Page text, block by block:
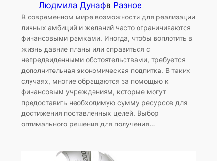
Людмила Дунафв Разное
В современном мире возможности для реализации
личных амбиций и желаний часто ограничиваются
финансовыми рамками. Иногда, чтобы воплотить в
жизнь давние планы или справиться с
непредвиденными обстоятельствами, требуется
дополнительная экономическая подпитка. В таких
случаях, многие обращаются за помощью к
финансовым учреждениям, которые могут
предоставить необходимую сумму ресурсов для
достижения поставленных целей. Выбор
оптимального решения для получения…